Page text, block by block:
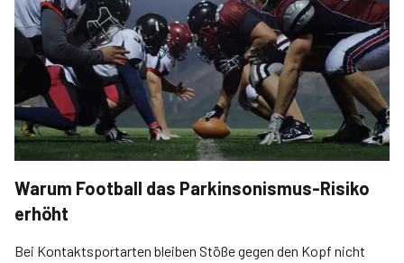
Warum Football das Parkinsonismus-Risiko
erhöht
Bei Kontaktsportarten bleiben Stöße gegen den Kopf nicht